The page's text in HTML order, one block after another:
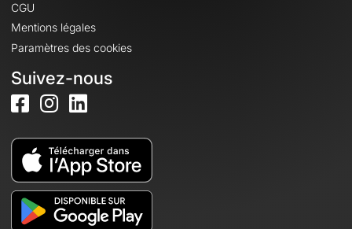
CGU
Mentions légales
Paramètres des cookies
Suivez-nous